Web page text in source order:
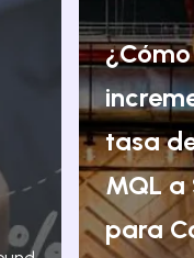
¿Cómo
tasa
MQL a
para